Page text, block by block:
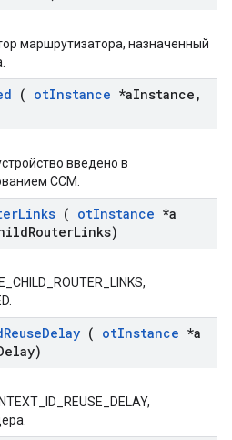
маршрутизатора, назначенный
( otInstance *aInstance ,
введено в
CCM.
Links ( otInstance *a
RouterLinks)
ReuseDelay ( otInstance *a